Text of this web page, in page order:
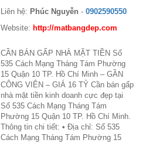
Liên hệ: Phúc Nguyễn - 0902590550
Website: http://matbangdep.com
CẦN BÁN GẤP NHÀ MẶT TIỀN Số
535 Cách Mạng Tháng Tám Phường
15 Quận 10 TP. Hồ Chí Minh – GẦN
CÔNG VIÊN – GIÁ 16 TỶ Cần bán gấp
nhà mặt tiền kinh doanh cực đẹp tại
Số 535 Cách Mạng Tháng Tám
Phường 15 Quận 10 TP. Hồ Chí Minh.
Thông tin chi tiết: • Địa chỉ: Số 535
Cách Mạng Tháng Tám Phường 15